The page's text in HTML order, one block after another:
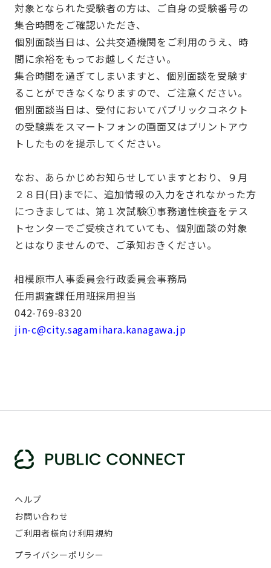
対象となられた受験者の方は、ご自身の受験番号の
集合時間をご確認いただき、
個別面談当日は、公共交通機関をご利用のうえ、時
間に余裕をもってお越しください。
集合時間を過ぎてしまいますと、個別面談を受験す
ることができなくなりますので、ご注意ください。
個別面談当日は、受付においてパブリックコネクト
の受験票をスマートフォンの画面又はプリントアウ
トしたものを提示してください。
なお、あらかじめお知らせしていますとおり、９月
２８日(日)までに、追加情報の入力をされなかった方
につきましては、第１次試験①事務適性検査をテス
トセンターでご受検されていても、個別面談の対象
とはなりませんので、ご承知おきください。
相模原市人事委員会行政委員会事務局
任用調査課任用班採用担当
042-769-8320
jin-c@city.sagamihara.kanagawa.jp
ヘルプ
お問い合わせ
ご利用者様向け利用規約
プライバシーポリシー